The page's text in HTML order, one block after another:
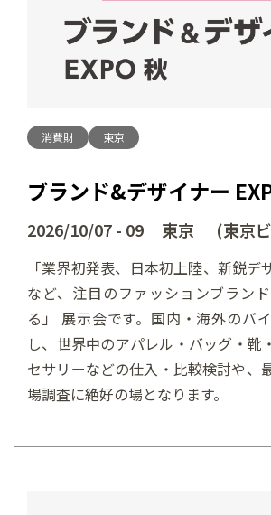
消費財 東京
ブランド&デザイナー
2026/10/07 - 09 東京 (東京ビ
「業界初発表、日本初上陸、新鋭デ
など、注目のファッションブラン
る」 展示会です。国内・海外のバ
し、世界中のアパレル・バッグ・靴
セサリーなどの仕入・比較検討や、
場調査に絶好の場となります。